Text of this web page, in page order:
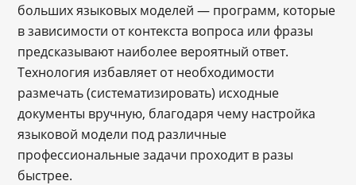
больших языковых моделей — программ, которые
в зависимости от контекста вопроса или фразы
предсказывают наиболее вероятный ответ.
Технология избавляет от необходимости
размечать (систематизировать) исходные
документы вручную, благодаря чему настройка
языковой модели под различные
профессиональные задачи проходит в разы
быстрее.